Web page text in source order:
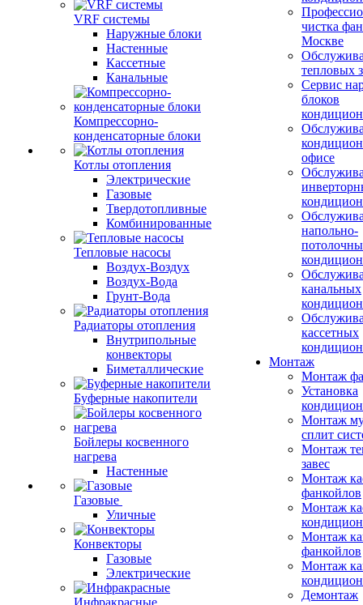
VRF системы
Наружные блоки
Настенные
Кассетные
Канальные
Компрессорно-
конденсаторные блоки
Котлы отопления
Электрические
Газовые
Твердотопливные
Комбинированные
Тепловые насосы
Воздух-Воздух
Воздух-Вода
Грунт-Вода
Радиаторы отопления
Внутрипольные
конвекторы
Биметаллические
Буферные накопители
Бойлеры косвенного
нагрева
Настенные
Газовые
Уличные
Конвекторы
Газовые
Электрические
Инфракрасные
чистка
Москве
тепловых
Сервис
блоков
офисе
напольно-
канальных
кассетных
Монтаж
Монтаж
Установка
Монтаж
сплит
Монтаж
завес
Монтаж
фанкойлов
Монтаж
Монтаж
фанкойлов
Монтаж
Демонтаж